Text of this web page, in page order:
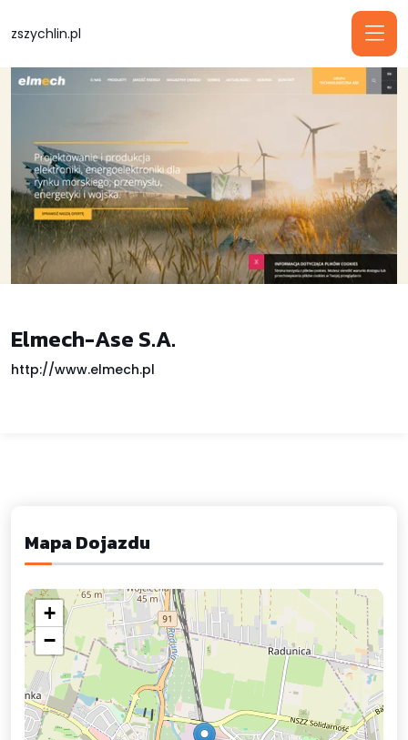
zszychlin.pl
Elmech-Ase S.A.
http://www.elmech.pl
Mapa Dojazdu
+
−